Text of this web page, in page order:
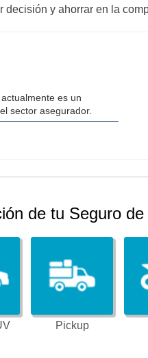
y ahorrar en la
es un
sector asegurador.
de tu Seguro
Pickup